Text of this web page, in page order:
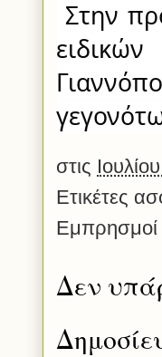
στις
Ετικέτες
Εμπρησμοί
Δεν